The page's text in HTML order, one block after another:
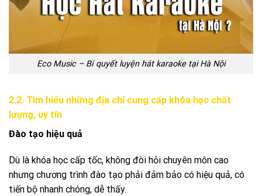
Eco Music – Bí quyết luyện hát karaoke tại Hà Nội
2.2. Tìm hiểu những địa chỉ cung cấp khóa học chất
lượng, uy tín
Đào tạo hiệu quả
Dù là khóa học cấp tốc, không đòi hỏi chuyên môn cao
nhưng chương trình đào tạo phải đảm bảo có hiệu quả, có
tiến bộ nhanh chóng, dễ thấy.